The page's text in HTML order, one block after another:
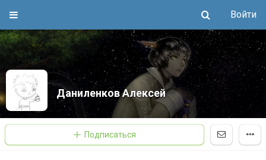
Войти
Даниленков Алексей
Подписаться